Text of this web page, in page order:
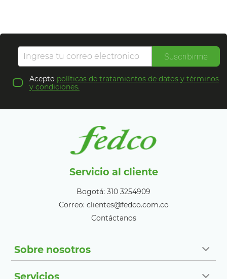
Suscribirme
Acepto políticas de tratamientos de datos y términos
y condiciones.
Servicio al cliente
Bogotá: 310 3254909
Correo: clientes@fedco.com.co
Contáctanos
Sobre nosotros